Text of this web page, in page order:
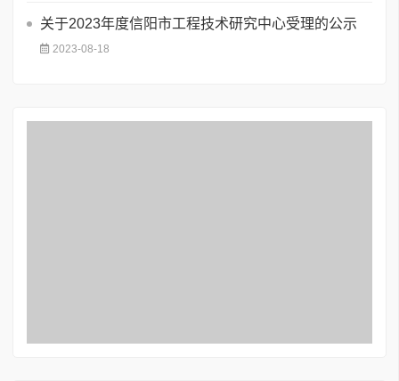
关于2023年度信阳市工程技术研究中心受理的公示
2023-08-18